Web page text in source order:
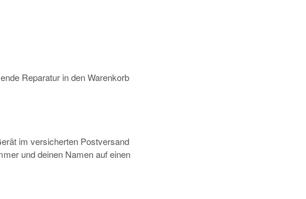
Reparatur in den Warenkorb
im versicherten Postversand
und deinen Namen auf einen